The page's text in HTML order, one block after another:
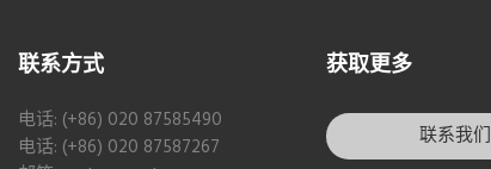
联系方式
电话: (+86) 020 87585490
电话: (+86) 020 87587267
获取更多
联系我们